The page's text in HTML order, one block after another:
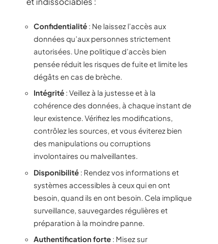
Confidentialité : Ne laissez l’accès aux
données qu’aux personnes strictement
autorisées. Une politique d’accès bien
pensée réduit les risques de fuite et limite les
dégâts en cas de brèche.
Intégrité : Veillez à la justesse et à la
cohérence des données, à chaque instant de
leur existence. Vérifiez les modifications,
contrôlez les sources, et vous éviterez bien
des manipulations ou corruptions
involontaires ou malveillantes.
Disponibilité : Rendez vos informations et
systèmes accessibles à ceux qui en ont
besoin, quand ils en ont besoin. Cela implique
surveillance, sauvegardes régulières et
préparation à la moindre panne.
Authentification forte : Misez sur